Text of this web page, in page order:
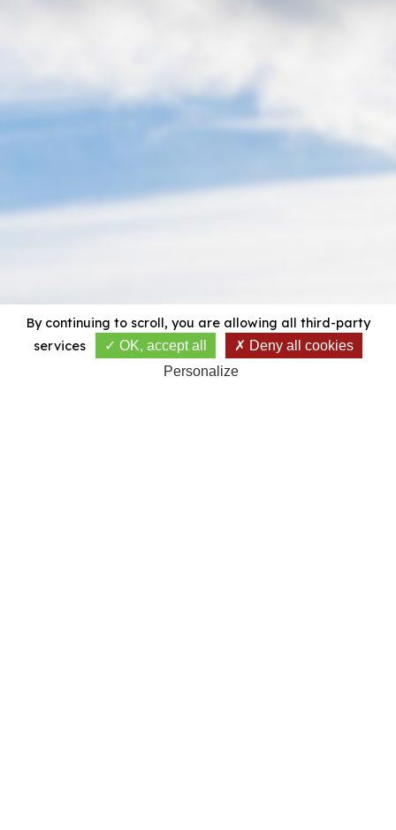
By continuing to scroll, you are allowing all third-party
services
OK, accept all
Deny all cookies
Personalize